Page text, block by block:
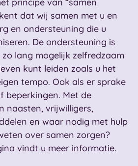
dat wij samen met u en
en ondersteuning die u
De ondersteuning is
lang mogelijk zelfredzaam
kunt leiden zoals u het
tempo. Ook als er sprake
beperkingen. Met de
naasten, vrijwilligers,
en waar nodig met hulp
over samen zorgen?
vindt u meer informatie.